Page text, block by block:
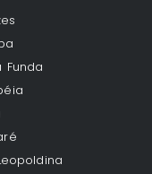
Funda